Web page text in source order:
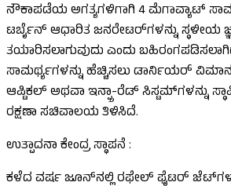
ನೌಕಾಪಡೆಯ ಅಗತ್ಯಗಳಿಗಾಗಿ 4 ಮೆಗಾವ್ಯಾಟ್
ಟರ್ಬೈನ್ ಆಧಾರಿತ ಜನರೇಟರ್‌ಗಳನ್ನು ಸ್ಥಳೀಯ
ತಯಾರಿಸಲಾಗುವುದು ಎಂದು
ಸಾಮರ್ಥ್ಯಗಳನ್ನು ಹೆಚ್ಚಿಸಲು ಡಾರ್ನಿಯರ್
ಆಪ್ಟಿಕಲ್ ಅಥವಾ ಇನ್ಫ್ರಾ-ರೆಡ್ ಸಿಸ್ಟಮ್‌ಗಳನ್ನು
ರಕ್ಷಣಾ ಸಚಿವಾಲಯ ತಿಳಿಸಿದೆ.
ಉತ್ಪಾದನಾ ಕೇಂದ್ರ ಸ್ಥಾಪನೆ :
ಕಳೆದ ವರ್ಷ ಜೂನ್‌ನಲ್ಲಿ ರಫೇಲ್ ಫೈಟರ್